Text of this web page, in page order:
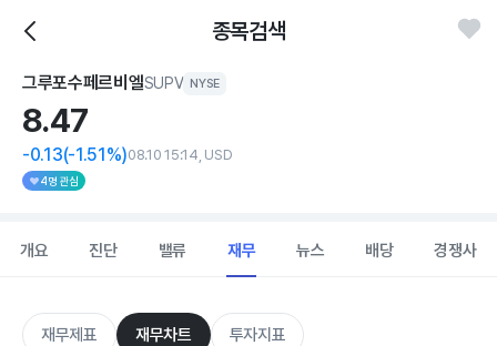
종목검색
그루포수페르비엘SUPV NYSE
8.47
-0.13(-1.51%)08.10 15:14, USD
4명 관심
개요 진단 밸류 재무 뉴스 배당 경쟁사
재무제표 재무차트 투자지표